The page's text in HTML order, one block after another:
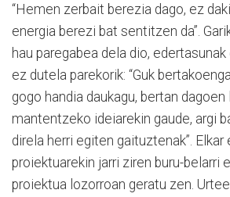
“Hemen zerbait berezia dago, ez
energia berezi bat sentitzen da”.
hau paregabea dela dio,
ez dutela parekorik: “Guk
gogo handia daukagu, bertan
mantentzeko ideiarekin gaude, argi
direla herri egiten gaituztenak”. Elkar
proiektuarekin jarri ziren buru-belarri
proiektua lozorroan geratu zen.